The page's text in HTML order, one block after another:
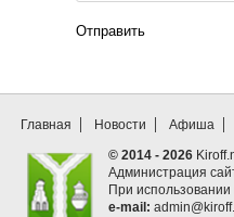
Отправить
Главная Новости Афиша
© 2014 - 2026
Администрация
При
e-mail: